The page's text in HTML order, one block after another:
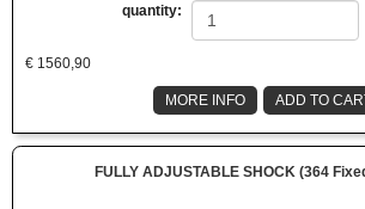
quantity:
€ 1560,90
MORE INFO ADD TO
FULLY ADJUSTABLE SHOCK (364